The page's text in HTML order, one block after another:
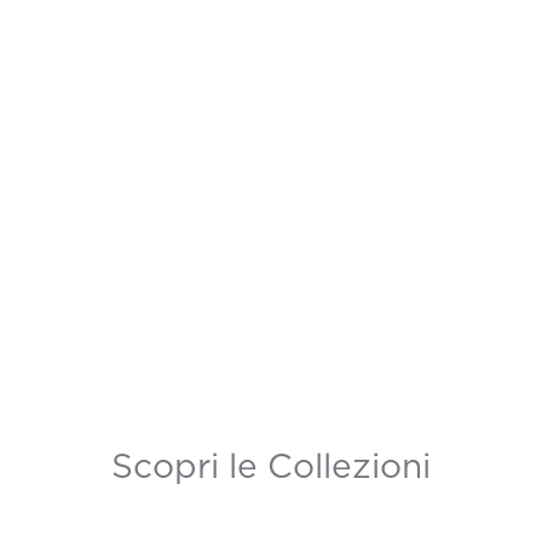
Scopri le Collezioni